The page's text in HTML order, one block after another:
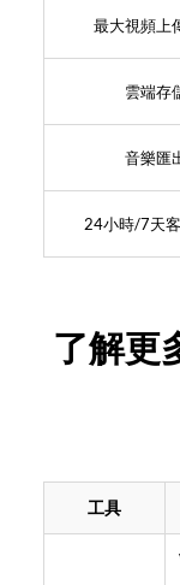
最大視頻上
雲端存
音樂匯
24小時/7天
了解更
工具